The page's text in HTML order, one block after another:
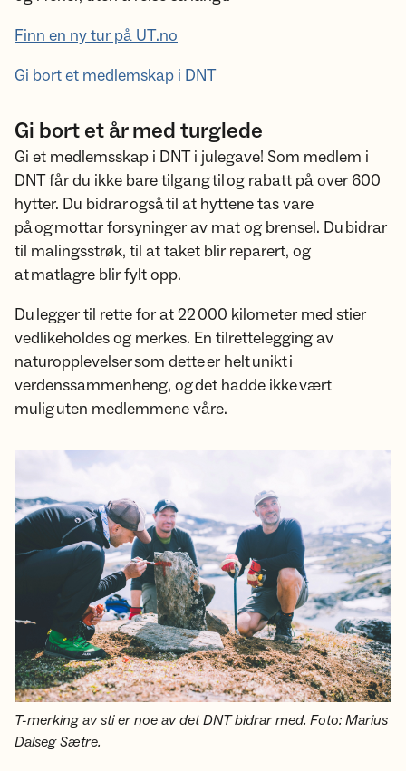
Finn en ny tur på UT.no
Gi bort et medlemskap i DNT
Gi bort et år med turglede
Gi et medlemsskap i DNT i julegave! Som medlem i
DNT får du ikke bare tilgang til og rabatt på over 600
hytter. Du bidrar også til at hyttene tas vare
på og mottar forsyninger av mat og brensel. Du bidrar
til malingsstrøk, til at taket blir reparert, og
at matlagre blir fylt opp.
Du legger til rette for at 22 000 kilometer med stier
vedlikeholdes og merkes. En tilrettelegging av
naturopplevelser som dette er helt unikt i
verdenssammenheng, og det hadde ikke vært
mulig uten medlemmene våre.
T-merking av sti er noe av det DNT bidrar med. Foto: Marius
Dalseg Sætre.